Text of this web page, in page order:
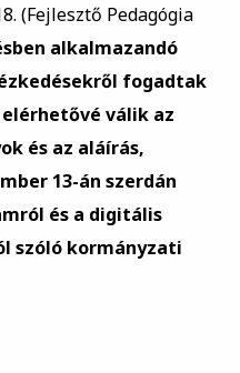
(Fejlesztő Pedagógia
alkalmazandó
fogadtak
válik az
és az aláírás,
13-án szerdán
és a digitális
szóló kormányzati